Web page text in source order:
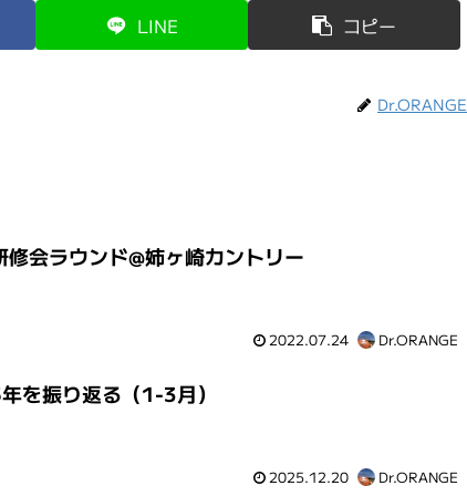
LINE コピー
Dr.ORANGE
修会ラウンド@姉ヶ崎カントリー
2022.07.24 Dr.ORANGE
を振り返る（1-3月）
2025.12.20 Dr.ORANGE